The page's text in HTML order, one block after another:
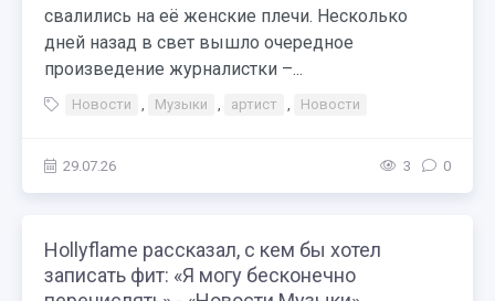
свалились на её женские плечи. Несколько
дней назад в свет вышло очередное
произведение журналистки –...
Новости , Музыки , артист , Новости
29.07.26 3 0
Hollyflame рассказал, с кем бы хотел
записать фит: «Я могу бесконечно